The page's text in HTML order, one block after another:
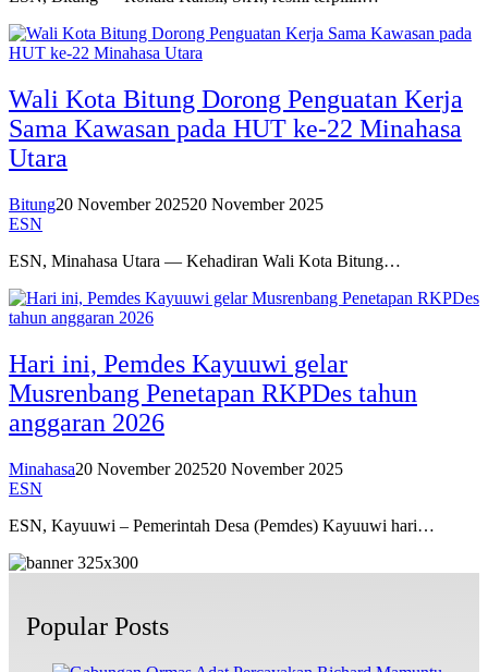
Wali Kota Bitung Dorong Penguatan Kerja
Sama Kawasan pada HUT ke-22 Minahasa
Utara
Bitung20 November 202520 November 2025
ESN
ESN, Minahasa Utara — Kehadiran Wali Kota Bitung…
Hari ini, Pemdes Kayuuwi gelar
Musrenbang Penetapan RKPDes tahun
anggaran 2026
Minahasa20 November 202520 November 2025
ESN
ESN, Kayuuwi – Pemerintah Desa (Pemdes) Kayuuwi hari…
Popular Posts